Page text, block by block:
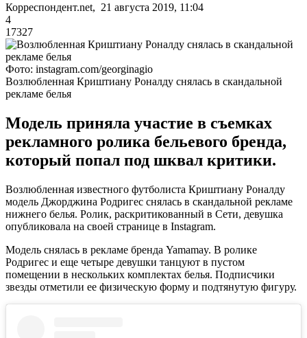
Корреспондент.net, 21 августа 2019, 11:04
4
17327
Фото: instagram.com/georginagio
Возлюбленная Криштиану Роналду снялась в скандальной
рекламе белья
Модель приняла участие в съемках
рекламного ролика бельевого бренда,
который попал под шквал критики.
Возлюбленная известного футболиста Криштиану Роналду
модель Джорджина Родригес снялась в скандальной рекламе
нижнего белья. Ролик, раскритикованный в Сети, девушка
опубликовала на своей странице в Instagram.
Модель снялась в рекламе бренда Yamamay. В ролике
Родригес и еще четыре девушки танцуют в пустом
помещении в нескольких комплектах белья. Подписчики
звезды отметили ее физическую форму и подтянутую фигуру.